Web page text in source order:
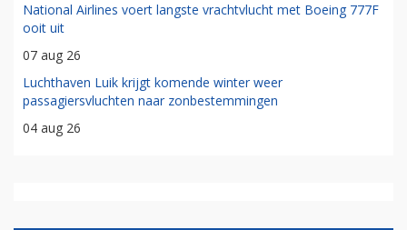
National Airlines voert langste vrachtvlucht met Boeing 777F
ooit uit
07 aug 26
Luchthaven Luik krijgt komende winter weer
passagiersvluchten naar zonbestemmingen
04 aug 26